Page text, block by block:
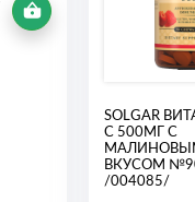
SOLGAR
С 500МГ С
ВКУСОМ
/004085/